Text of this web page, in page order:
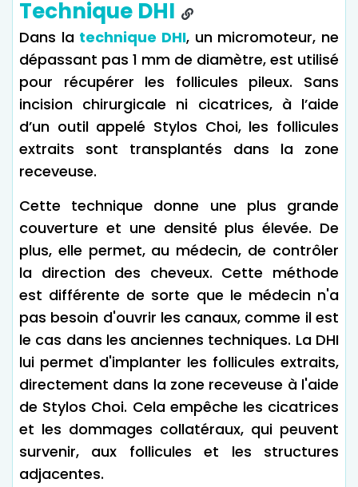
Technique DHI
Dans la technique DHI, un micromoteur, ne
dépassant pas 1 mm de diamètre, est utilisé
pour récupérer les follicules pileux. Sans
incision chirurgicale ni cicatrices, à l’aide
d’un outil appelé Stylos Choi, les follicules
extraits sont transplantés dans la zone
receveuse.
Cette technique donne une plus grande
couverture et une densité plus élevée. De
plus, elle permet, au médecin, de contrôler
la direction des cheveux. Cette méthode
est différente de sorte que le médecin n'a
pas besoin d'ouvrir les canaux, comme il est
le cas dans les anciennes techniques. La DHI
lui permet d'implanter les follicules extraits,
directement dans la zone receveuse à l'aide
de Stylos Choi. Cela empêche les cicatrices
et les dommages collatéraux, qui peuvent
survenir, aux follicules et les structures
adjacentes.